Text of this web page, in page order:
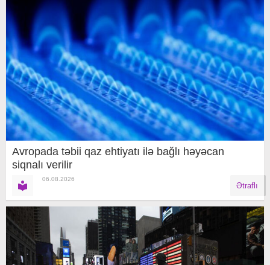
Avropada təbii qaz ehtiyatı ilə bağlı həyəcan
siqnalı verilir
06.08.2026
Ətraflı